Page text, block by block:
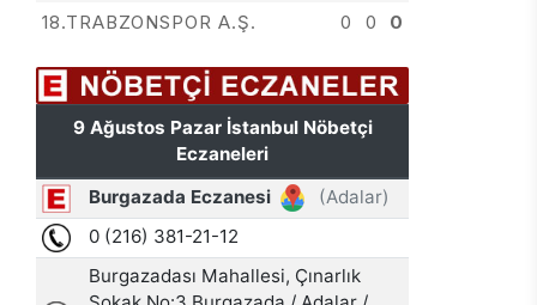
18.TRABZONSPOR A.Ş.
0 0 0